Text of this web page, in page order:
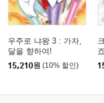
우주로 냐왕 3 : 가자,
달을 향하여!
15,210원 (10% 할인)